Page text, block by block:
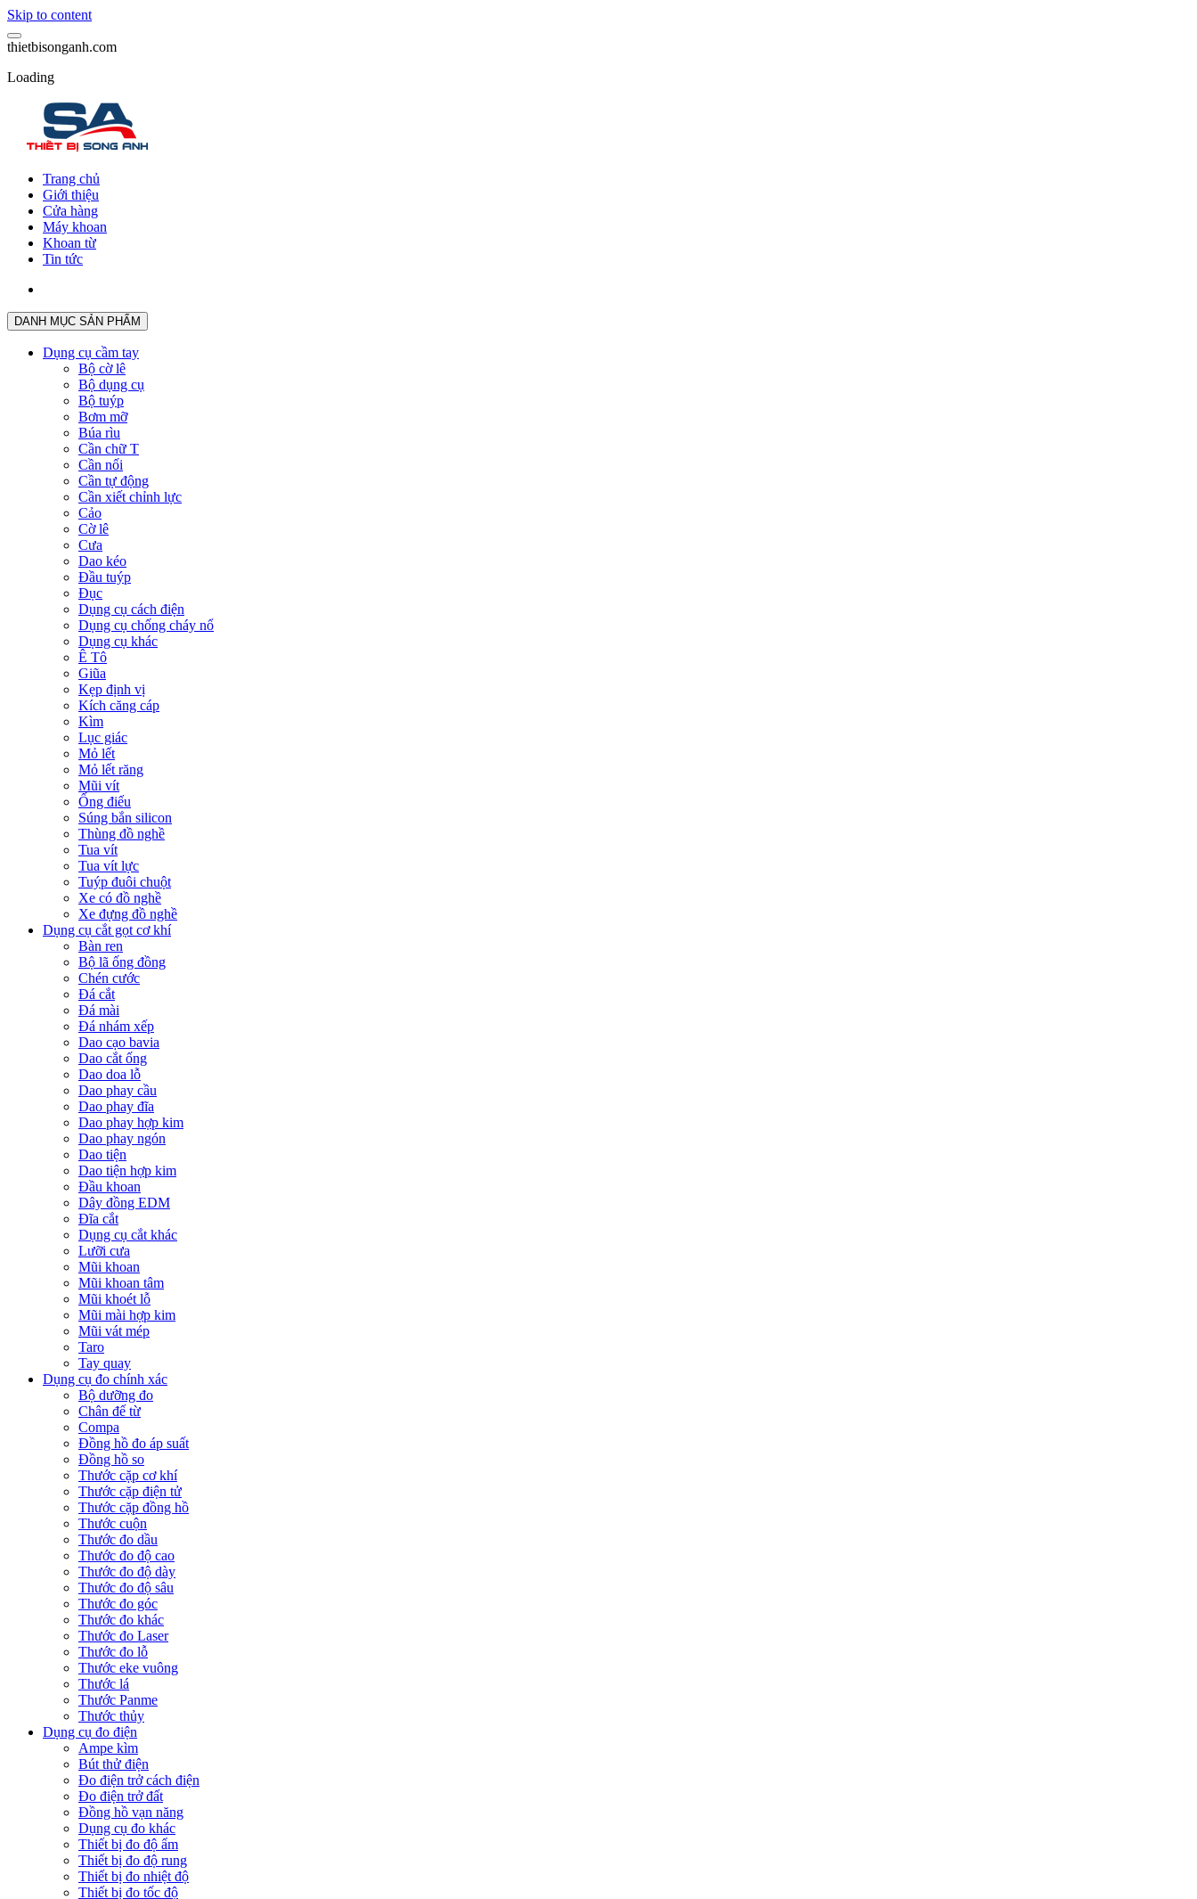
Skip to content
thietbisonganh.com
Loading
Trang chủ
Giới thiệu
Cửa hàng
Máy khoan
Khoan từ
Tin tức
DANH MỤC SẢN PHẨM
Dụng cụ cầm tay
Bộ cờ lê
Bộ dụng cụ
Bộ tuýp
Bơm mỡ
Búa rìu
Cần chữ T
Cần nối
Cần tự động
Cần xiết chỉnh lực
Cảo
Cờ lê
Cưa
Dao kéo
Đầu tuýp
Đục
Dụng cụ cách điện
Dụng cụ chống cháy nổ
Dụng cụ khác
Ê Tô
Giũa
Kẹp định vị
Kích căng cáp
Kìm
Lục giác
Mỏ lết
Mỏ lết răng
Mũi vít
Ống điếu
Súng bắn silicon
Thùng đồ nghề
Tua vít
Tua vít lực
Tuýp đuôi chuột
Xe có đồ nghề
Xe đựng đồ nghề
Dụng cụ cắt gọt cơ khí
Bàn ren
Bộ lã ống đồng
Chén cước
Đá cắt
Đá mài
Đá nhám xếp
Dao cạo bavia
Dao cắt ống
Dao doa lỗ
Dao phay cầu
Dao phay đĩa
Dao phay hợp kim
Dao phay ngón
Dao tiện
Dao tiện hợp kim
Đầu khoan
Dây đồng EDM
Đĩa cắt
Dụng cụ cắt khác
Lưỡi cưa
Mũi khoan
Mũi khoan tâm
Mũi khoét lỗ
Mũi mài hợp kim
Mũi vát mép
Taro
Tay quay
Dụng cụ đo chính xác
Bộ dưỡng đo
Chân đế từ
Compa
Đồng hồ đo áp suất
Đồng hồ so
Thước cặp cơ khí
Thước cặp điện tử
Thước cặp đồng hồ
Thước cuộn
Thước đo dầu
Thước đo độ cao
Thước đo độ dày
Thước đo độ sâu
Thước đo góc
Thước đo khác
Thước đo Laser
Thước đo lỗ
Thước eke vuông
Thước lá
Thước Panme
Thước thủy
Dụng cụ đo điện
Ampe kìm
Bút thử điện
Đo điện trở cách điện
Đo điện trở đất
Đồng hồ vạn năng
Dụng cụ đo khác
Thiết bị đo độ ẩm
Thiết bị đo độ rung
Thiết bị đo nhiệt độ
Thiết bị đo tốc độ